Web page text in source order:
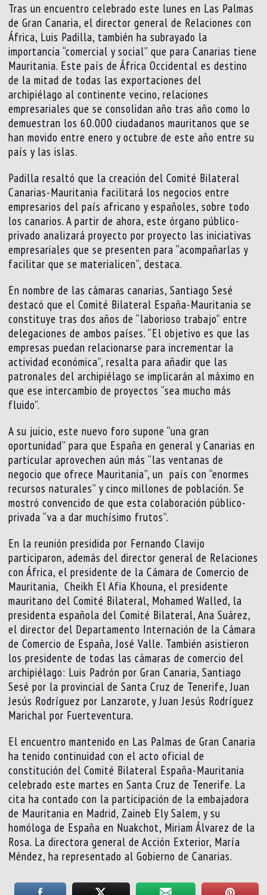
Tras un encuentro celebrado este lunes en Las Palmas
de Gran Canaria, el director general de Relaciones con
África, Luis Padilla, también ha subrayado la
importancia “comercial y social” que para Canarias tiene
Mauritania. Este país de África Occidental es destino
de la mitad de todas las exportaciones del
archipiélago al continente vecino, relaciones
empresariales que se consolidan año tras año como lo
demuestran los 60.000 ciudadanos mauritanos que se
han movido entre enero y octubre de este año entre su
país y las islas.
Padilla resaltó que la creación del Comité Bilateral
Canarias-Mauritania facilitará los negocios entre
empresarios del país africano y españoles, sobre todo
los canarios. A partir de ahora, este órgano público-
privado analizará proyecto por proyecto las iniciativas
empresariales que se presenten para “acompañarlas y
facilitar que se materialicen”, destaca.
En nombre de las cámaras canarias, Santiago Sesé
destacó que el Comité Bilateral España-Mauritania se
constituye tras dos años de “laborioso trabajo” entre
delegaciones de ambos países. “El objetivo es que las
empresas puedan relacionarse para incrementar la
actividad económica”, resalta para añadir que las
patronales del archipiélago se implicarán al máximo en
que ese intercambio de proyectos “sea mucho más
fluido”.
A su juicio, este nuevo foro supone “una gran
oportunidad” para que España en general y Canarias en
particular aprovechen aún más “las ventanas de
negocio que ofrece Mauritania”, un país con “enormes
recursos naturales” y cinco millones de población. Se
mostró convencido de que esta colaboración público-
privada “va a dar muchísimo frutos”.
En la reunión presidida por Fernando Clavijo
participaron, además del director general de Relaciones
con África, el presidente de la Cámara de Comercio de
Mauritania, Cheikh El Afia Khouna, el presidente
mauritano del Comité Bilateral, Mohamed Walled, la
presidenta española del Comité Bilateral, Ana Suárez,
el director del Departamento Internación de la Cámara
de Comercio de España, José Valle. También asistieron
los presidente de todas las cámaras de comercio del
archipiélago: Luis Padrón por Gran Canaria, Santiago
Sesé por la provincial de Santa Cruz de Tenerife, Juan
Jesús Rodríguez por Lanzarote, y Juan Jesús Rodríguez
Marichal por Fuerteventura.
El encuentro mantenido en Las Palmas de Gran Canaria
ha tenido continuidad con el acto oficial de
constitución del Comité Bilateral España-Mauritania
celebrado este martes en Santa Cruz de Tenerife. La
cita ha contado con la participación de la embajadora
de Mauritania en Madrid, Zaineb Ely Salem, y su
homóloga de España en Nuakchot, Miriam Álvarez de la
Rosa. La directora general de Acción Exterior, María
Méndez, ha representado al Gobierno de Canarias.